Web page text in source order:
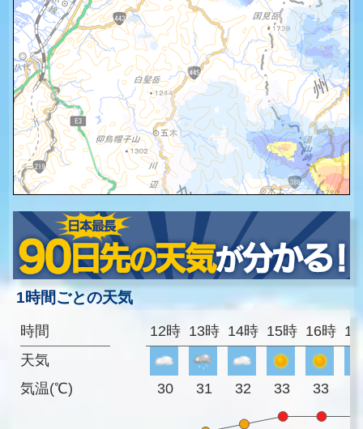
1時間ごとの天気
時間
天気
気温(℃)
12時 13時 14時 15時 16時
30 31 32 33 33